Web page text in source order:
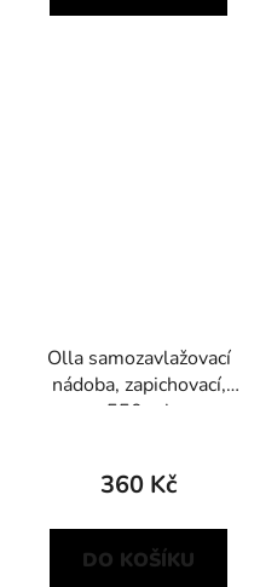
Olla samozavlažovací
nádoba, zapichovací,
550 ml
360 Kč
DO KOŠÍKU